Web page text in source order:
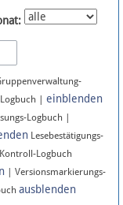
| einblenden
Logbuch |
Lesebestätigungs-
Logbuch
| Versionsmarkierungs-
ausblenden